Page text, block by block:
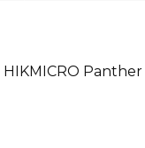
Panther